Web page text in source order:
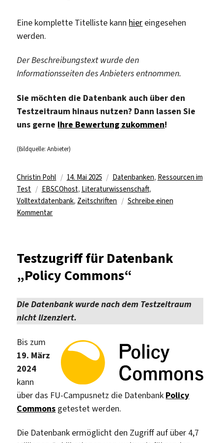
Eine komplette Titelliste kann hier eingesehen
werden.
Der Beschreibungstext wurde den
Informationsseiten des Anbieters entnommen.
Sie möchten die Datenbank auch über den
Testzeitraum hinaus nutzen? Dann lassen Sie
uns gerne Ihre Bewertung zukommen!
(Bildquelle: Anbieter)
Autor
Christin Pohl
Veröffentlicht
am
14. Mai 2025 Kategorien
Datenbanken, Ressourcen im
Test
Schlagwörter
EBSCOhost, Literaturwissenschaft,
Volltextdatenbank, Zeitschriften
Schreibe einen
Kommentarzu
„LitBase“
Testzugriff für Datenbank
„Policy Commons“
Die Datenbank wurde nach dem Testzeitraum
nicht lizenziert.
Bis zum
19. März
2024
kann
über das FU-Campusnetz die Datenbank Policy
Commons getestet werden.
Die Datenbank ermöglicht den Zugriff auf über 4,7